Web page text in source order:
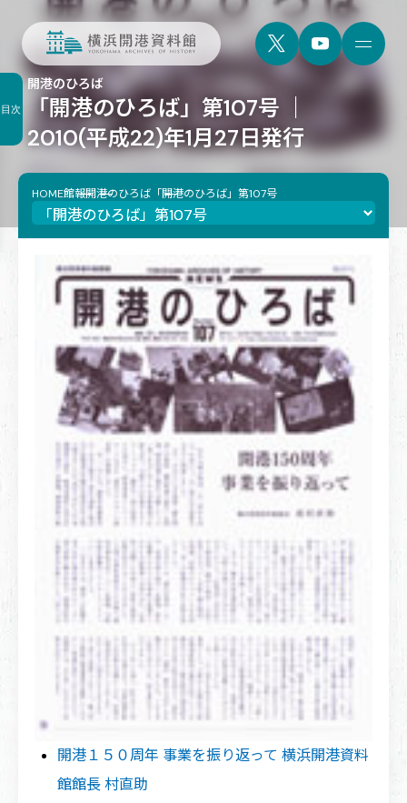
「開港のひろば」第107号 ｜
2010(平成22)年1月27日発行
開港のひろば
HOME館報開港のひろば 「開港のひろば」第107号
開港１５０周年 事業を振り返って 横浜開港資料
館館長 村直助
目次